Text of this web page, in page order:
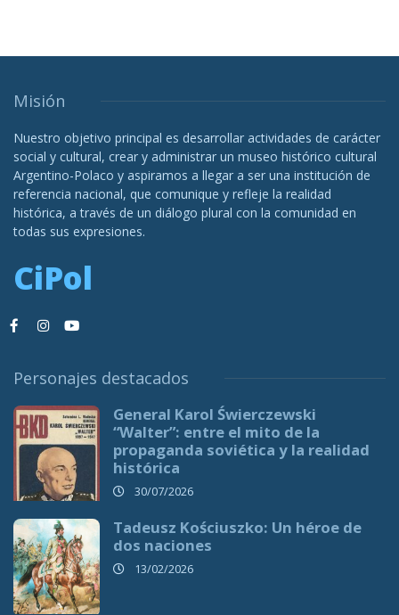
Misión
Nuestro objetivo principal es desarrollar actividades de carácter
social y cultural, crear y administrar un museo histórico cultural
Argentino-Polaco y aspiramos a llegar a ser una institución de
referencia nacional, que comunique y refleje la realidad
histórica, a través de un diálogo plural con la comunidad en
todas sus expresiones.
CiPol
Personajes destacados
General Karol Świerczewski
“Walter”: entre el mito de la
propaganda soviética y la realidad
histórica
30/07/2026
Tadeusz Kościuszko: Un héroe de
dos naciones
13/02/2026